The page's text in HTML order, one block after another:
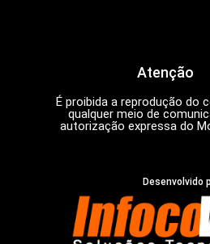
Atenção
É proibida a reprodução do
qualquer meio de
autorização expressa do
Desenvolvido